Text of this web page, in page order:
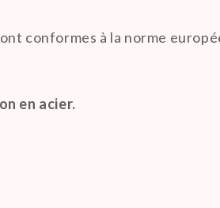
conformes à la norme
en acier.